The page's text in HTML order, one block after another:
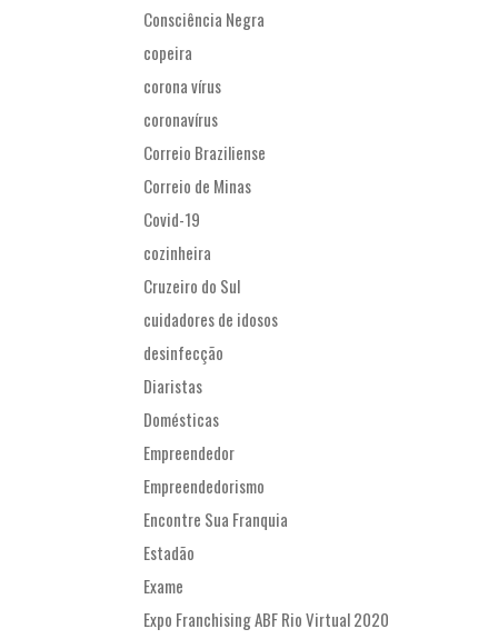
Consciência Negra
copeira
corona vírus
coronavírus
Correio Braziliense
Correio de Minas
Covid-19
cozinheira
Cruzeiro do Sul
cuidadores de idosos
desinfecção
Diaristas
Domésticas
Empreendedor
Empreendedorismo
Encontre Sua Franquia
Estadão
Exame
Expo Franchising ABF Rio Virtual 2020